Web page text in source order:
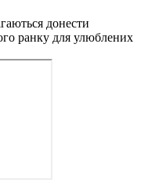
донести
ранку для улюблених